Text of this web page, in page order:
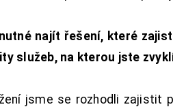
najít řešení, které
služeb, na kterou jste
jsme se rozhodli zajistit